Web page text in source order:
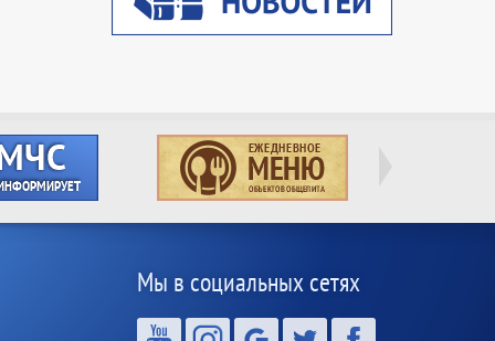
Мы в социальных сетях